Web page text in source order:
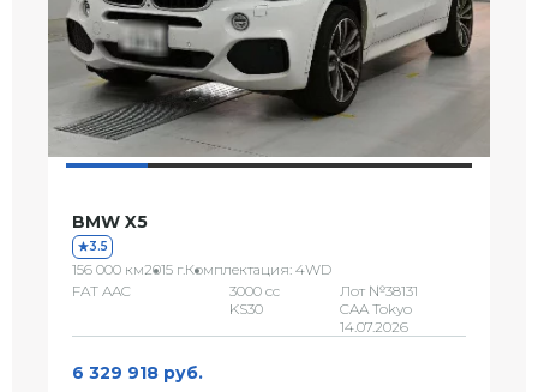
BMW X5
3.5
156 000 км2015 г.Комплектация: 4WD
FAT AAC
3000 сс
KS30
Лот №38131
CAA Tokyo
14.07.2026
6 329 918 руб.